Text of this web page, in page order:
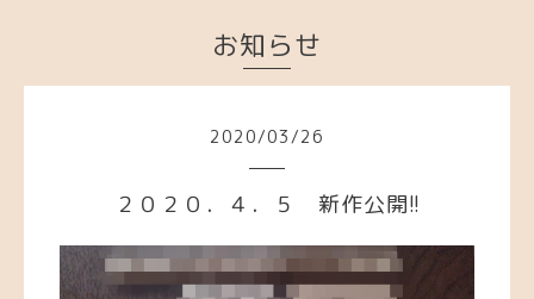
お知らせ
2020/03/26
２０２０．４．５ 新作公開!!